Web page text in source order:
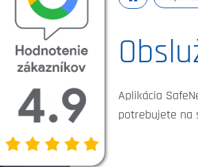
Aplikácia
potrebujete na